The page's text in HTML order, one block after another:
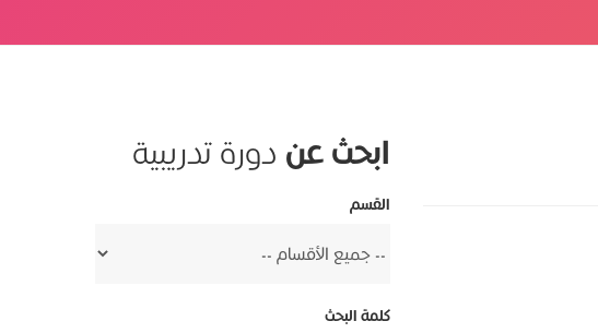
ابحث عن دورة تدريبية
القسم
كلمة البحث